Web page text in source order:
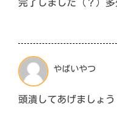
完了しました（？）多
やばいやつ
頭潰してあげましょう